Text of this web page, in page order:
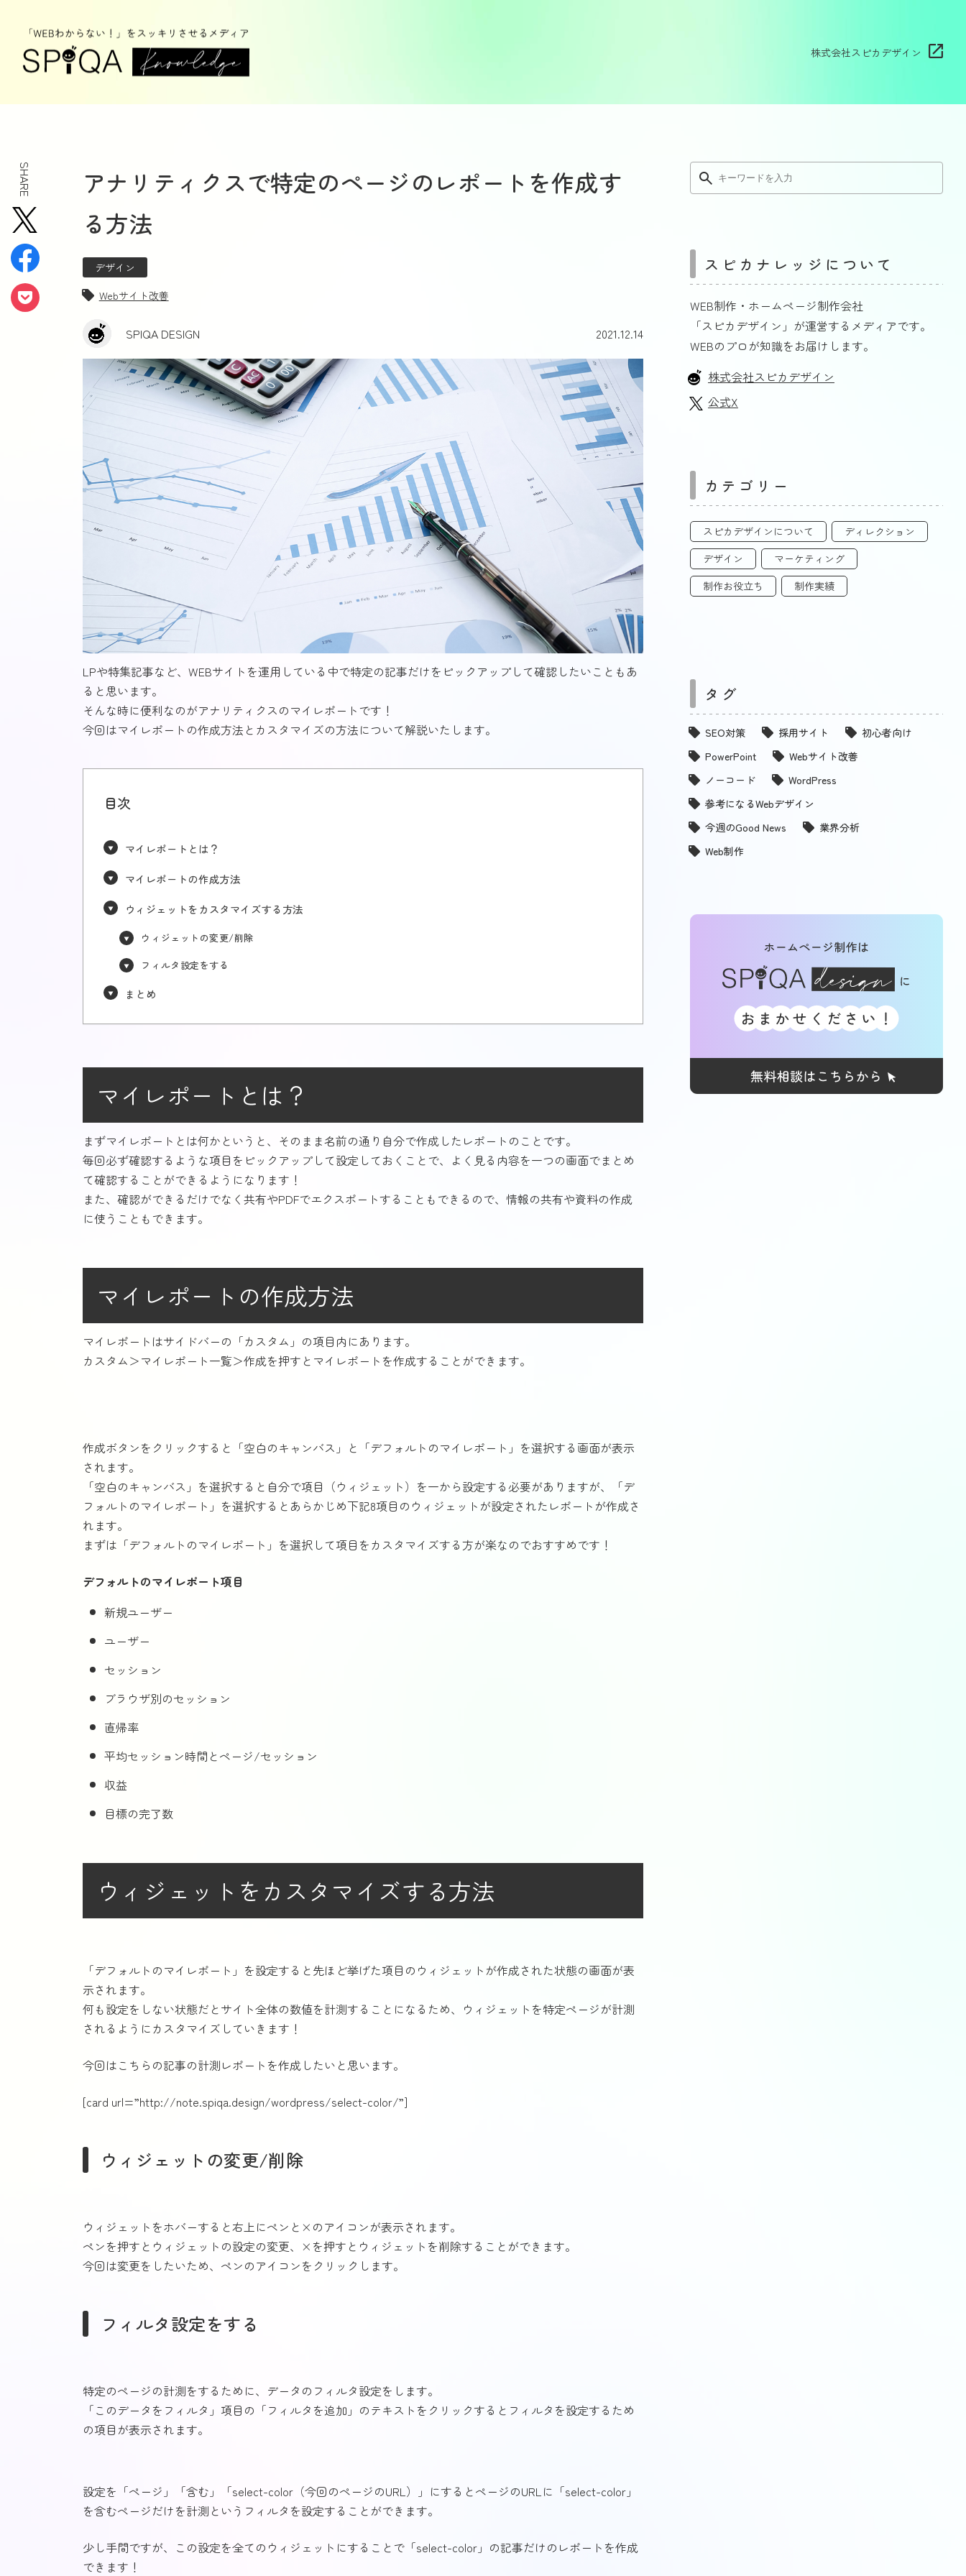
株式会社スピカデザイン
SHARE
アナリティクスで特定のページのレポートを作成す
る方法
デザイン
Webサイト改善
SPIQA DESIGN 2021.12.14
LPや特集記事など、WEBサイトを運用している中で特定の記事だけをピックアップして確認したいこともあ
ると思います。
そんな時に便利なのがアナリティクスのマイレポートです！
今回はマイレポートの作成方法とカスタマイズの方法について解説いたします。
目次
マイレポートとは？
マイレポートの作成方法
ウィジェットをカスタマイズする方法
ウィジェットの変更/削除
フィルタ設定をする
まとめ
マイレポートとは？
まずマイレポートとは何かというと、そのまま名前の通り自分で作成したレポートのことです。
毎回必ず確認するような項目をピックアップして設定しておくことで、よく見る内容を一つの画面でまとめ
て確認することができるようになります！
また、確認ができるだけでなく共有やPDFでエクスポートすることもできるので、情報の共有や資料の作成
に使うこともできます。
マイレポートの作成方法
マイレポートはサイドバーの「カスタム」の項目内にあります。
カスタム＞マイレポート一覧＞作成を押すとマイレポートを作成することができます。
作成ボタンをクリックすると「空白のキャンバス」と「デフォルトのマイレポート」を選択する画面が表示
されます。
「空白のキャンバス」を選択すると自分で項目（ウィジェット）を一から設定する必要がありますが、「デ
フォルトのマイレポート」を選択するとあらかじめ下記8項目のウィジェットが設定されたレポートが作成さ
れます。
まずは「デフォルトのマイレポート」を選択して項目をカスタマイズする方が楽なのでおすすめです！
デフォルトのマイレポート項目
新規ユーザー
ユーザー
セッション
ブラウザ別のセッション
直帰率
平均セッション時間とページ/セッション
収益
目標の完了数
ウィジェットをカスタマイズする方法
「デフォルトのマイレポート」を設定すると先ほど挙げた項目のウィジェットが作成された状態の画面が表
示されます。
何も設定をしない状態だとサイト全体の数値を計測することになるため、ウィジェットを特定ページが計測
されるようにカスタマイズしていきます！
今回はこちらの記事の計測レポートを作成したいと思います。
[card url=”http://note.spiqa.design/wordpress/select-color/”]
ウィジェットの変更/削除
ウィジェットをホバーすると右上にペンと×のアイコンが表示されます。
ペンを押すとウィジェットの設定の変更、×を押すとウィジェットを削除することができます。
今回は変更をしたいため、ペンのアイコンをクリックします。
フィルタ設定をする
特定のページの計測をするために、データのフィルタ設定をします。
「このデータをフィルタ」項目の「フィルタを追加」のテキストをクリックするとフィルタを設定するため
の項目が表示されます。
設定を「ページ」「含む」「select-color（今回のページのURL）」にするとページのURLに「select-color」
を含むページだけを計測 というフィルタを設定することができます。
少し手間ですが、この設定を全てのウィジェットにすることで「select-color」の記事だけのレポートを作成
できます！
スピカナレッジについて
WEB制作・ホームページ制作会社
「スピカデザイン」が運営するメディアです。
WEBのプロが知識をお届けします。
株式会社スピカデザイン
公式X
カテゴリー
スピカデザインについて
ディレクション
デザイン
マーケティング
制作お役立ち
制作実績
タグ
SEO対策 採用サイト
初心者向け
PowerPoint
Webサイト改善
ノーコード
WordPress
参考になるWebデザイン
今週のGood News
業界分析
Web制作